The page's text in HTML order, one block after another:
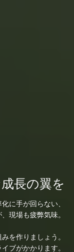
長の翼を
に手が回らない、
現場も疲弊気味。
を作りましょう。
ブがかかります。
長の翼を
に手が回らない、
現場も疲弊気味。
を作りましょう。
ブがかかります。
長の翼を
に手が回らない、
現場も疲弊気味。
を作りましょう。
ブがかかります。